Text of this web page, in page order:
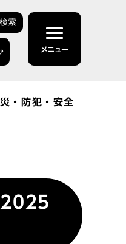
検索
メニュー
・防犯・安全
2025